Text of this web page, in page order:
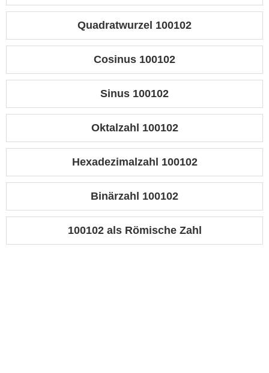
Quadratwurzel 100102
Cosinus 100102
Sinus 100102
Oktalzahl 100102
Hexadezimalzahl 100102
Binärzahl 100102
100102 als Römische Zahl